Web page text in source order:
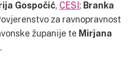
Gospočić, CESI; Branka
za ravnopravnost
županije te Mirjana